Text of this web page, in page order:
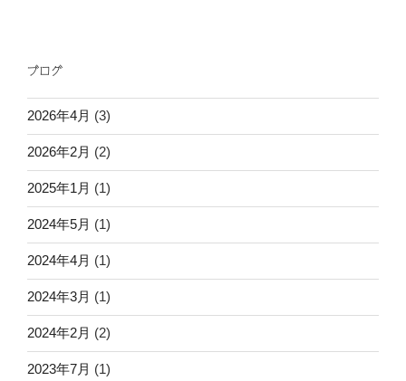
ン
ブログ
2026年4月 (3)
2026年2月 (2)
2025年1月 (1)
2024年5月 (1)
2024年4月 (1)
2024年3月 (1)
2024年2月 (2)
2023年7月 (1)